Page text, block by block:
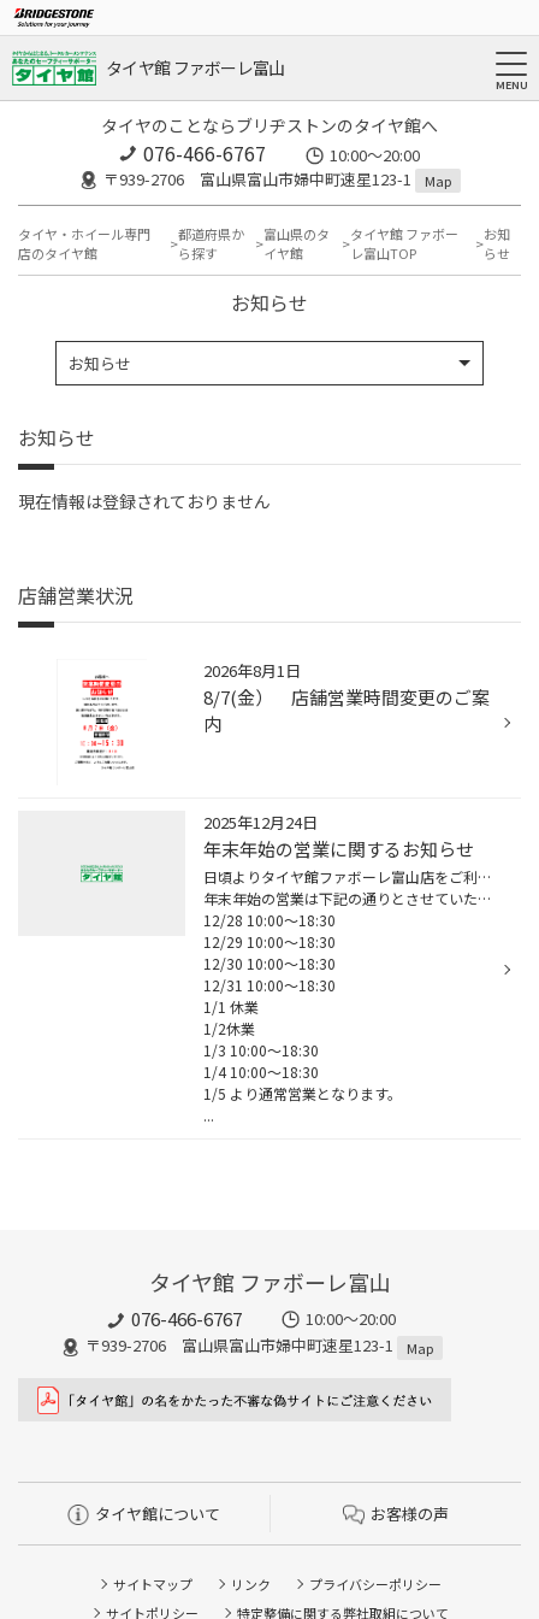
タイヤ館 ファボーレ富山
タイヤのことならブリヂストンのタイヤ館へ
076-466-6767
10:00～20:00
〒939-2706 富山県富山市婦中町速星123-1
Map
タイヤ・ホイール専門
店のタイヤ館
都道府県か
ら探す
富山県のタ
イヤ館
タイヤ館 ファボー
レ富山TOP
お知
らせ
お知らせ
お知らせ
お知らせ
現在情報は登録されておりません
店舗営業状況
2026年8月1日
8/7(金） 店舗営業時間変更のご案
内
2025年12月24日
年末年始の営業に関するお知らせ
日頃よりタイヤ館ファボーレ富山店をご利用いただきありがとうございます。
年末年始の営業は下記の通りとさせていただきます。
12/28 10:00～18:30
12/29 10:00～18:30
12/30 10:00～18:30
12/31 10:00～18:30
1/1 休業
1/2休業
1/3 10:00～18:30
1/4 10:00～18:30
1/5 より通常営業となります。
...
タイヤ館 ファボーレ富山
076-466-6767
10:00～20:00
〒939-2706 富山県富山市婦中町速星123-1
Map
タイヤ館について お客様の声
サイトマップ リンク
プライバシーポリシー
サイトポリシー
特定整備に関する弊社取組について